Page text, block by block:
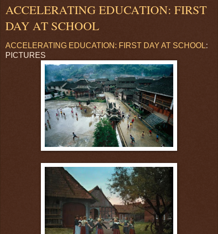
ACCELERATING EDUCATION: FIRST
DAY AT SCHOOL
ACCELERATING EDUCATION: FIRST DAY AT SCHOOL:
PICTURES